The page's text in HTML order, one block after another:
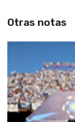
Otras notas